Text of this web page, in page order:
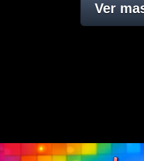
Ver